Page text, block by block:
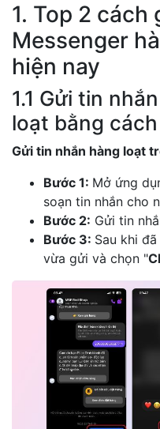
1. Top 2 cách
Messenger
hiện nay
1.1 Gửi tin
loạt bằng
Gửi tin nhắn hàng loạt
Bước 1: Mở ứng
soạn tin nhắn cho
Bước 2: Gửi tin
Bước 3: Sau khi
vừa gửi và chọn "